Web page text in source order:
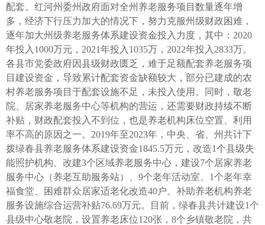
配套。红河州委州政府面对全州养老服务项目数量逐年增
多，经济下行压力加大的情况下，努力克服州级财政困难，
逐年加大州级养老服务体系建设资金投入力度，其中：2020
年投入1000万元，2021年投入1035万，2022年投入2833万。
各县市党委政府因县级财政匮乏，难于足额配套养老服务项
目建设资金，导致累计配套资金缺额较大，部分已建成的农
村养老服务项目于配套设施不足，未投入使用。同时，敬老
院、居家养老服务中心等机构的营运，还需要财政持续不断
补贴，财政配套投入不到位，也是养老机构床位空置、利用
率不高的原因之一。2019年至2023年，中央、省、州共计下
拨绿春县养老服务体系建设资金1845.5万元，改造1个县级失
能照护机构、改建3个区域养老服务中心，建设7个居家养老
服务中心（养老互助服务站）、9个老年活动室、1个老年幸
福食堂、困难群众居家适老化改造40户。补助养老机构养老
服务设施综合运营补贴76.69万元。目前，绿春县共计建设1个
县级中心敬老院，设置养老床位120张，8个乡镇敬老院，共